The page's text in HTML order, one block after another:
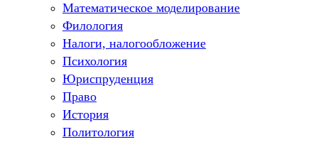
Математическое моделирование
Филология
Налоги, налогообложение
Психология
Юриспруденция
Право
История
Политология